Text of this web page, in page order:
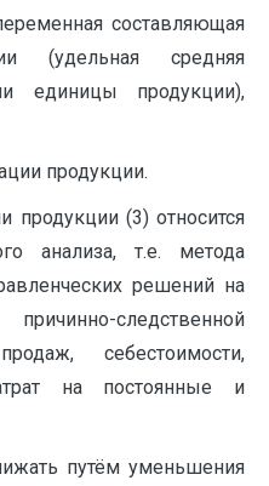
составляющая
(удельная средняя
единицы продукции),
продукции.
продукции (3) относится
анализа, т.е. метода
решений на
следственной
себестоимости,
на постоянные и
путём уменьшения